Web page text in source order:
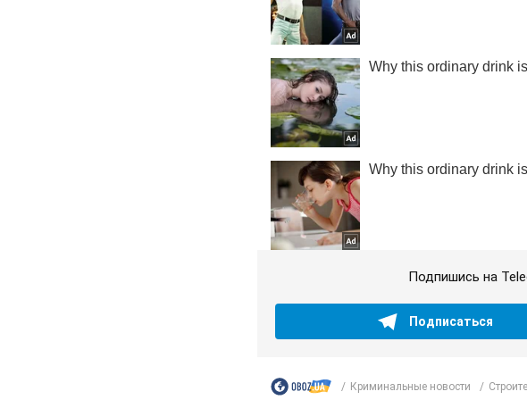
Подпишись на
Подписаться
Криминальные новости